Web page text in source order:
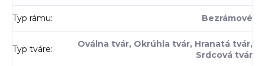
Typ rámu: Bezrámové
Typ tváre:
Oválna tvár, Okrúhla tvár, Hranatá tvár,
Srdcová tvár